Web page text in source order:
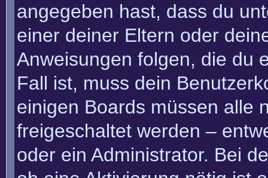
angegeben hast, dass du
einer deiner Eltern oder
Anweisungen folgen, die du
Fall ist, muss dein
einigen Boards müssen alle
freigeschaltet werden –
oder ein Administrator. Bei